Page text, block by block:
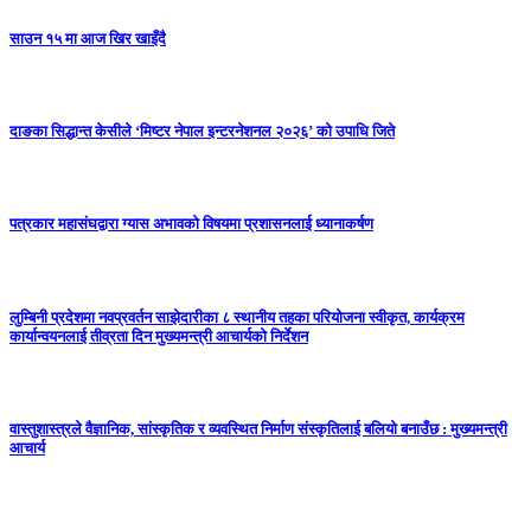
साउन १५ मा आज खिर खाइँदै
दाङका सिद्धान्त केसीले ‘मिष्टर नेपाल इन्टरनेशनल २०२६’ को उपाधि जिते
पत्रकार महासंघद्वारा ग्यास अभावको विषयमा प्रशासनलाई ध्यानाकर्षण
लुम्बिनी प्रदेशमा नवप्रवर्तन साझेदारीका ८ स्थानीय तहका परियोजना स्वीकृत, कार्यक्रम
कार्यान्वयनलाई तीव्रता दिन मुख्यमन्त्री आचार्यको निर्देशन
वास्तुशास्त्रले वैज्ञानिक, सांस्कृतिक र व्यवस्थित निर्माण संस्कृतिलाई बलियो बनाउँछ : मुख्यमन्त्री
आचार्य